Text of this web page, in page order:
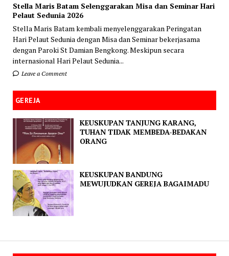
Stella Maris Batam Selenggarakan Misa dan Seminar Hari
Pelaut Sedunia 2026
Stella Maris Batam kembali menyelenggarakan Peringatan
Hari Pelaut Sedunia dengan Misa dan Seminar bekerjasama
dengan Paroki St Damian Bengkong. Meskipun secara
internasional Hari Pelaut Sedunia...
Leave a Comment
GEREJA
KEUSKUPAN TANJUNG KARANG,
TUHAN TIDAK MEMBEDA-BEDAKAN
ORANG
KEUSKUPAN BANDUNG
MEWUJUDKAN GEREJA BAGAIMADU